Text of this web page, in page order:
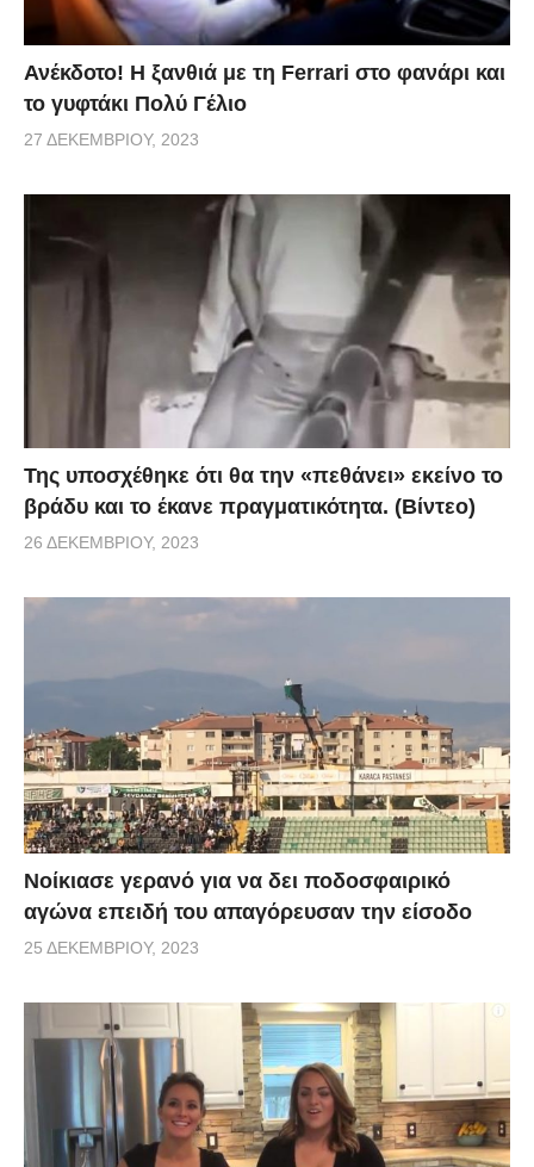
Ανέκδοτο! Η ξανθιά με τη Ferrari στο φανάρι και
το γυφτάκι Πολύ Γέλιο
27 ΔΕΚΕΜΒΡΊΟΥ, 2023
Της υποσχέθηκε ότι θα την «πεθάνει» εκείνο το
βράδυ και το έκανε πραγματικότητα. (Βίντεο)
26 ΔΕΚΕΜΒΡΊΟΥ, 2023
Νοίκιασε γερανό για να δει ποδοσφαιρικό
αγώνα επειδή του απαγόρευσαν την είσοδο
25 ΔΕΚΕΜΒΡΊΟΥ, 2023